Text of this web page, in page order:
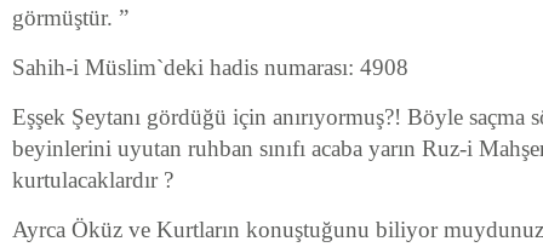
görmüştür. ”
Sahih-i Müslim`deki hadis numarası: 4908
Eşşek Şeytanı gördüğü için anırıyormuş?! Böyle saçma
beyinlerini uyutan ruhban sınıfı acaba yarın Ruz-i
kurtulacaklardır ?
Ayrca Öküz ve Kurtların konuştuğunu biliyor